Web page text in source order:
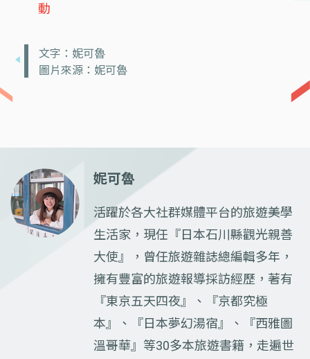
動
文字：妮可魯
圖片來源：妮可魯
妮可魯
活躍於各大社群媒體平台的旅遊美學
生活家，現任『日本石川縣觀光親善
大使』，曾任旅遊雜誌總編輯多年，
擁有豐富的旅遊報導採訪經歷，著有
『東京五天四夜』、『京都究極
本』、『日本夢幻湯宿』、『西雅圖
溫哥華』等30多本旅遊書籍，走遍世